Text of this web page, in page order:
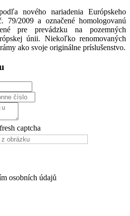
nového nariadenia Európskeho
79/2009 a označené homologovanú
pre prevádzku na pozemných
únii. Niekoľko renomovaných
ako svoje originálne príslušenstvo.
osobních údajů